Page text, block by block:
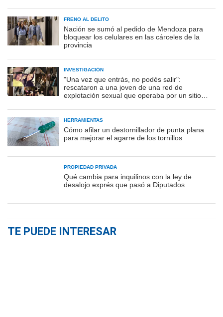
FRENO AL DELITO
Nación se sumó al pedido de Mendoza para
bloquear los celulares en las cárceles de la
provincia
INVESTIGACIÓN
"Una vez que entrás, no podés salir":
rescataron a una joven de una red de
explotación sexual que operaba por un sitio
HERRAMIENTAS
Cómo afilar un destornillador de punta plana
para mejorar el agarre de los tornillos
PROPIEDAD PRIVADA
Qué cambia para inquilinos con la ley de
desalojo exprés que pasó a Diputados
TE PUEDE INTERESAR